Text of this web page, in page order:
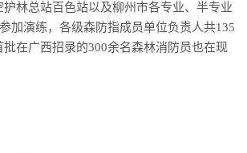
林总站百色站以及柳州市各专业、半专业
加演练，各级森防指成员单位负责人共135
批在广西招录的300余名森林消防员也在现